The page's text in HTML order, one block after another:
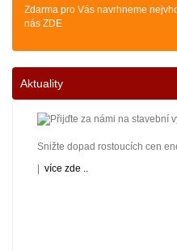
Zdarma pro Vás navrhneme
nás ZDE
Aktuality
Snižte dopad rostoucích cen
více zde ..